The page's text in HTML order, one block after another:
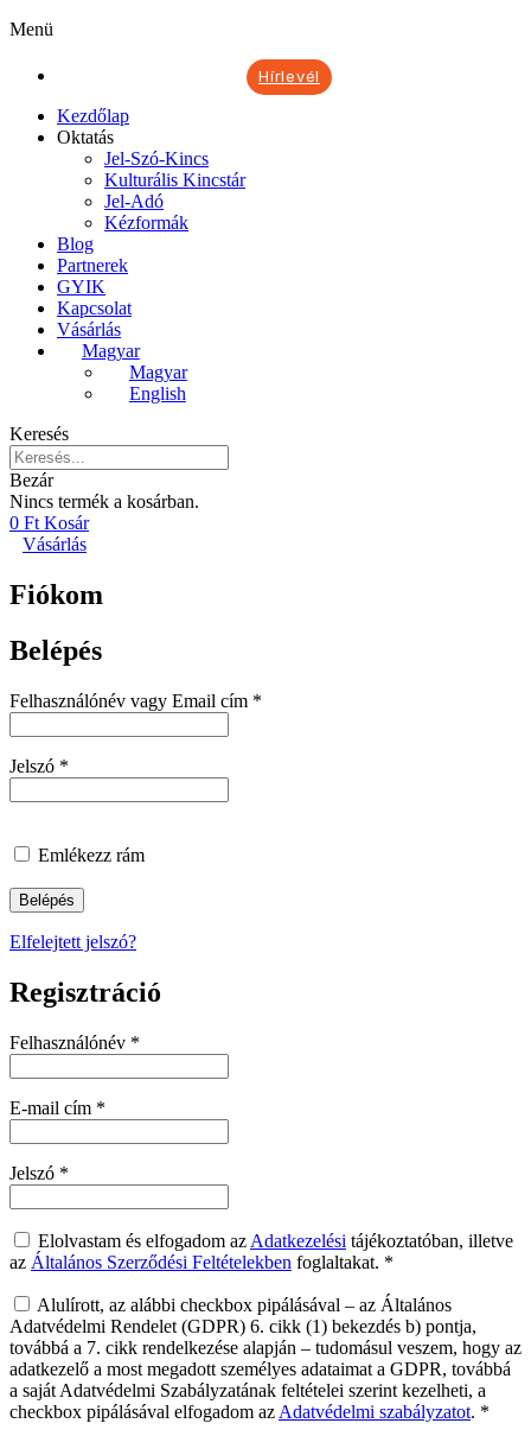
Menü
Hírlevél
Kezdőlap
Oktatás
Jel-Szó-Kincs
Kulturális Kincstár
Jel-Adó
Kézformák
Blog
Partnerek
GYIK
Kapcsolat
Vásárlás
Magyar
Magyar
English
Keresés
Bezár
Nincs termék a kosárban.
0 Ft Kosár
Vásárlás
Fiókom
Belépés
Felhasználónév vagy Email cím *
Jelszó *
Emlékezz rám
Belépés
Elfelejtett jelszó?
Regisztráció
Felhasználónév *
E-mail cím *
Jelszó *
Elolvastam és elfogadom az Adatkezelési tájékoztatóban, illetve
az Általános Szerződési Feltételekben foglaltakat. *
Alulírott, az alábbi checkbox pipálásával – az Általános
Adatvédelmi Rendelet (GDPR) 6. cikk (1) bekezdés b) pontja,
továbbá a 7. cikk rendelkezése alapján – tudomásul veszem, hogy az
adatkezelő a most megadott személyes adataimat a GDPR, továbbá
a saját Adatvédelmi Szabályzatának feltételei szerint kezelheti, a
checkbox pipálásával elfogadom az Adatvédelmi szabályzatot. *